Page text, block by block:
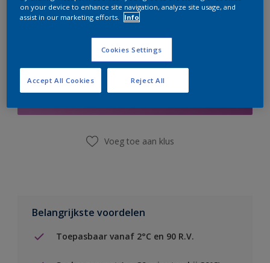
Boodschappenlijst
Voeg toe aan klus
Belangrijkste voordelen
Toepasbaar vanaf 2°C en 90 R.V.
on your device to enhance site navigation, analyze site usage, and
assist in our marketing efforts.
Info
Cookies Settings
Reject All
Accept All Cookies